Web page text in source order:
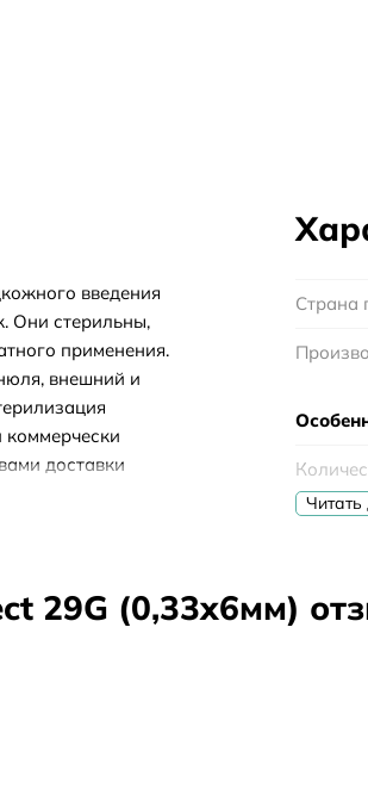
введения
Они стерильны,
применения.
внешний и
коммерчески
доставки
°C и
Страна
Размер
Читать
29G (0,33x6мм)